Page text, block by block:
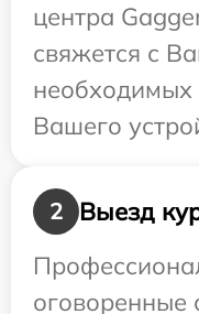
центра
свяжется с
необходимых
Вашего
2
Выезд
оговоренные